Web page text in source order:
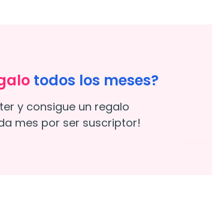
todos los meses?
y consigue un regalo
mes por ser suscriptor!